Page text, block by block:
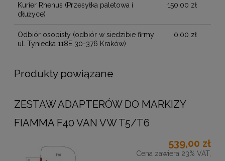
Kurier Rhenus (Przesyłka paletowa i
dłużyce)
150,00 zł
Odbiór osobisty (odbiór w siedzibie firmy
ul. Tyniecka 118E 30-376 Kraków)
0,00 zł
Produkty powiązane
ZESTAW ADAPTERÓW DO MARKIZY
FIAMMA F40 VAN VW T5/T6
539,00 zł
Cena zawiera 23% VAT,